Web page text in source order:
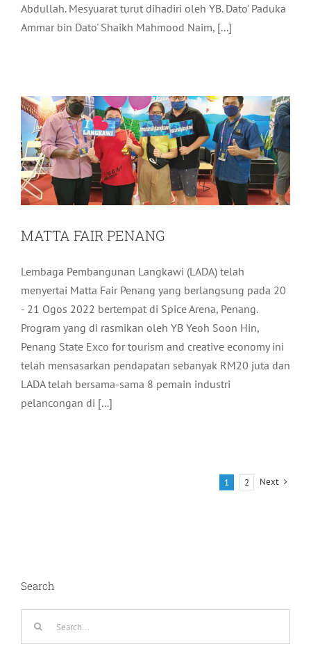
Abdullah. Mesyuarat turut dihadiri oleh YB. Dato' Paduka
Ammar bin Dato' Shaikh Mahmood Naim, [...]
MATTA FAIR PENANG
Lembaga Pembangunan Langkawi (LADA) telah
menyertai Matta Fair Penang yang berlangsung pada 20
- 21 Ogos 2022 bertempat di Spice Arena, Penang.
Program yang di rasmikan oleh YB Yeoh Soon Hin,
Penang State Exco for tourism and creative economy ini
telah mensasarkan pendapatan sebanyak RM20 juta dan
LADA telah bersama-sama 8 pemain industri
pelancongan di [...]
1 2 Next
Search